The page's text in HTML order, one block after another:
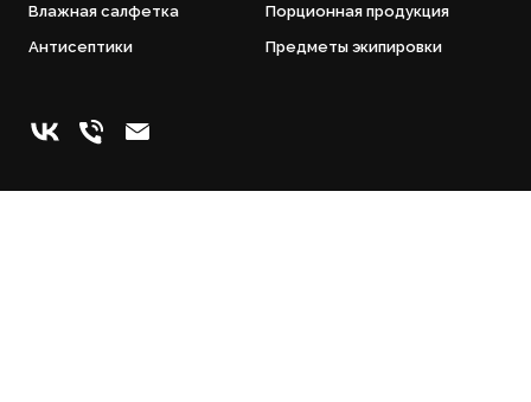
Влажная салфетка
Антисептики
Порционная продукция
Предметы экипировки